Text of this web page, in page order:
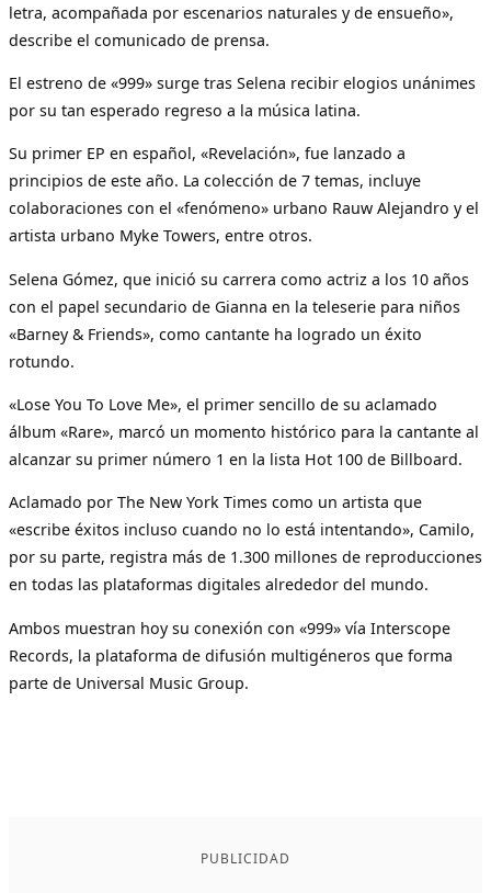
letra, acompañada por escenarios naturales y de ensueño»,
describe el comunicado de prensa.
El estreno de «999» surge tras Selena recibir elogios unánimes
por su tan esperado regreso a la música latina.
Su primer EP en español, «Revelación», fue lanzado a
principios de este año. La colección de 7 temas, incluye
colaboraciones con el «fenómeno» urbano Rauw Alejandro y el
artista urbano Myke Towers, entre otros.
Selena Gómez, que inició su carrera como actriz a los 10 años
con el papel secundario de Gianna en la teleserie para niños
«Barney & Friends», como cantante ha logrado un éxito
rotundo.
«Lose You To Love Me», el primer sencillo de su aclamado
álbum «Rare», marcó un momento histórico para la cantante al
alcanzar su primer número 1 en la lista Hot 100 de Billboard.
Aclamado por The New York Times como un artista que
«escribe éxitos incluso cuando no lo está intentando», Camilo,
por su parte, registra más de 1.300 millones de reproducciones
en todas las plataformas digitales alrededor del mundo.
Ambos muestran hoy su conexión con «999» vía Interscope
Records, la plataforma de difusión multigéneros que forma
parte de Universal Music Group.
PUBLICIDAD